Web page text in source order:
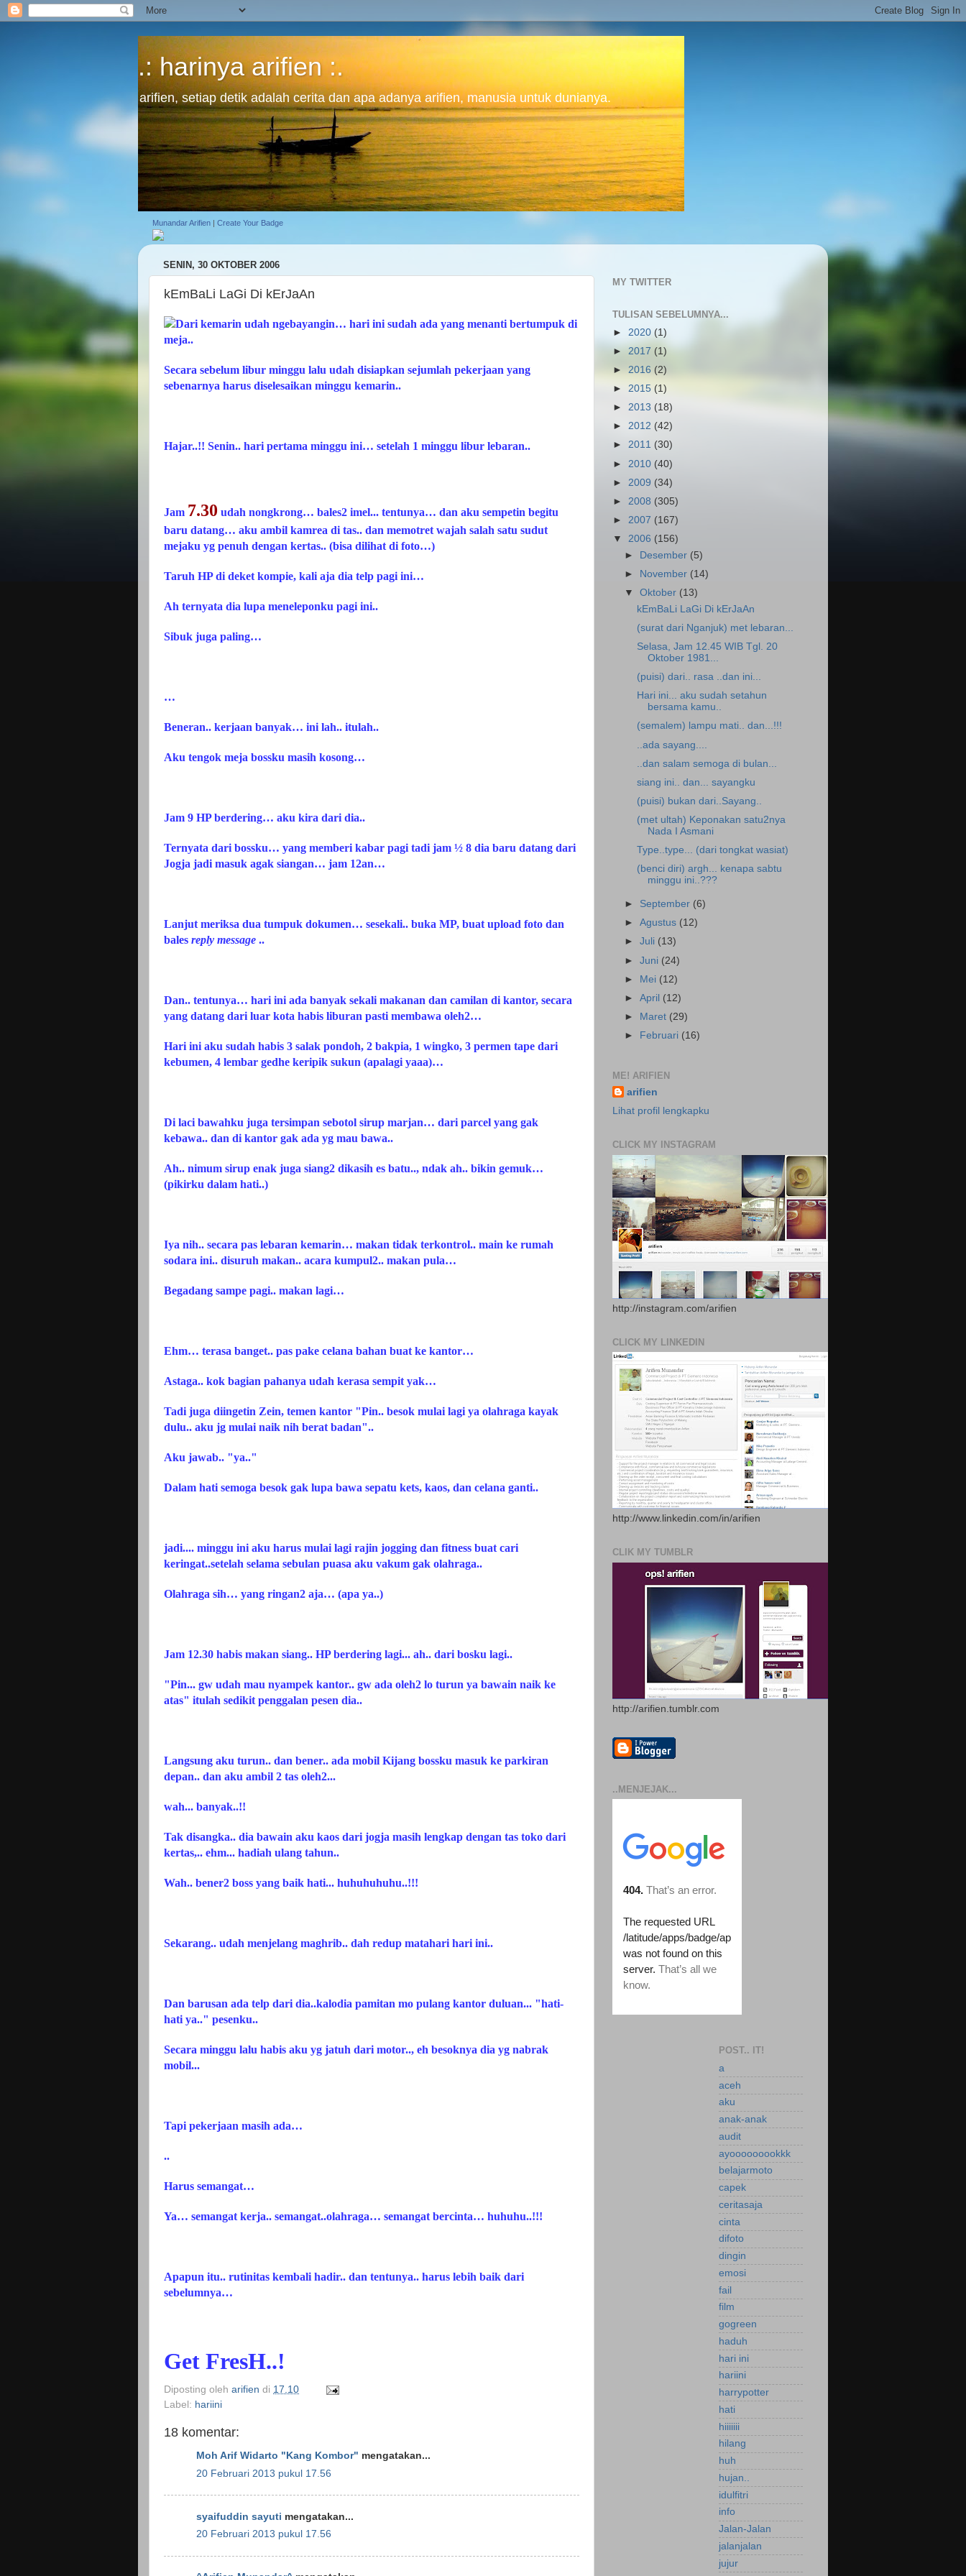
.: harinya arifien :.
arifien, setiap detik adalah cerita dan apa adanya arifien, manusia untuk dunianya.
Munandar Arifien | Create Your Badge
SENIN, 30 OKTOBER 2006
kEmBaLi LaGi Di kErJaAn
Dari kemarin udah ngebayangin… hari ini sudah ada yang menanti bertumpuk di
meja..
Secara sebelum libur minggu lalu udah disiapkan sejumlah pekerjaan yang
sebenarnya harus diselesaikan minggu kemarin..
Hajar..!! Senin.. hari pertama minggu ini… setelah 1 minggu libur lebaran..
Jam 7.30 udah nongkrong… bales2 imel... tentunya… dan aku sempetin begitu
baru datang… aku ambil kamrea di tas.. dan memotret wajah salah satu sudut
mejaku yg penuh dengan kertas.. (bisa dilihat di foto…)
Taruh HP di deket kompie, kali aja dia telp pagi ini…
Ah ternyata dia lupa meneleponku pagi ini..
Sibuk juga paling…
…
Beneran.. kerjaan banyak… ini lah.. itulah..
Aku tengok meja bossku masih kosong…
Jam 9 HP berdering… aku kira dari dia..
Ternyata dari bossku… yang memberi kabar pagi tadi jam ½ 8 dia baru datang dari
Jogja jadi masuk agak siangan… jam 12an…
Lanjut meriksa dua tumpuk dokumen… sesekali.. buka MP, buat upload foto dan
bales reply message ..
Dan.. tentunya… hari ini ada banyak sekali makanan dan camilan di kantor, secara
yang datang dari luar kota habis liburan pasti membawa oleh2…
Hari ini aku sudah habis 3 salak pondoh, 2 bakpia, 1 wingko, 3 permen tape dari
kebumen, 4 lembar gedhe keripik sukun (apalagi yaaa)…
Di laci bawahku juga tersimpan sebotol sirup marjan… dari parcel yang gak
kebawa.. dan di kantor gak ada yg mau bawa..
Ah.. nimum sirup enak juga siang2 dikasih es batu.., ndak ah.. bikin gemuk…
(pikirku dalam hati..)
Iya nih.. secara pas lebaran kemarin… makan tidak terkontrol.. main ke rumah
sodara ini.. disuruh makan.. acara kumpul2.. makan pula…
Begadang sampe pagi.. makan lagi…
Ehm… terasa banget.. pas pake celana bahan buat ke kantor…
Astaga.. kok bagian pahanya udah kerasa sempit yak…
Tadi juga diingetin Zein, temen kantor "Pin.. besok mulai lagi ya olahraga kayak
dulu.. aku jg mulai naik nih berat badan"..
Aku jawab.. "ya.."
Dalam hati semoga besok gak lupa bawa sepatu kets, kaos, dan celana ganti..
jadi.... minggu ini aku harus mulai lagi rajin jogging dan fitness buat cari
keringat..setelah selama sebulan puasa aku vakum gak olahraga..
Olahraga sih… yang ringan2 aja… (apa ya..)
Jam 12.30 habis makan siang.. HP berdering lagi... ah.. dari bosku lagi..
"Pin... gw udah mau nyampek kantor.. gw ada oleh2 lo turun ya bawain naik ke
atas" itulah sedikit penggalan pesen dia..
Langsung aku turun.. dan bener.. ada mobil Kijang bossku masuk ke parkiran
depan.. dan aku ambil 2 tas oleh2...
wah... banyak..!!
Tak disangka.. dia bawain aku kaos dari jogja masih lengkap dengan tas toko dari
kertas,.. ehm... hadiah ulang tahun..
Wah.. bener2 boss yang baik hati... huhuhuhuhu..!!!
Sekarang.. udah menjelang maghrib.. dah redup matahari hari ini..
Dan barusan ada telp dari dia..kalodia pamitan mo pulang kantor duluan... "hati-
hati ya.." pesenku..
Secara minggu lalu habis aku yg jatuh dari motor.., eh besoknya dia yg nabrak
mobil...
Tapi pekerjaan masih ada…
..
Harus semangat…
Ya… semangat kerja.. semangat..olahraga… semangat bercinta… huhuhu..!!!
Apapun itu.. rutinitas kembali hadir.. dan tentunya.. harus lebih baik dari
sebelumnya…
Get FresH..!
Diposting oleh arifien di 17.10
Label: hariini
18 komentar:
Moh Arif Widarto "Kang Kombor" mengatakan...
20 Februari 2013 pukul 17.56
syaifuddin sayuti mengatakan...
20 Februari 2013 pukul 17.56
MY TWITTER
TULISAN SEBELUMNYA...
► 2020 (1)
► 2017 (1)
► 2016 (2)
► 2015 (1)
► 2013 (18)
► 2012 (42)
► 2011 (30)
► 2010 (40)
► 2009 (34)
► 2008 (305)
► 2007 (167)
▼ 2006 (156)
►
Desember (5)
►
November (14)
▼Oktober (13)
kEmBaLi LaGi Di kErJaAn
(surat dari Nganjuk) met lebaran...
Selasa, Jam 12.45 WIB Tgl. 20
Oktober 1981...
(puisi) dari.. rasa ..dan ini...
Hari ini... aku sudah setahun
bersama kamu..
(semalem) lampu mati.. dan...!!!
..ada sayang....
..dan salam semoga di bulan...
siang ini.. dan... sayangku
(puisi) bukan dari..Sayang..
(met ultah) Keponakan satu2nya
Nada I Asmani
Type..type... (dari tongkat wasiat)
(benci diri) argh... kenapa sabtu
minggu ini..???
► September (6)
►Agustus (12)
►Juli (13)
►Juni (24)
► Mei (12)
►April (12)
►
Maret (29)
►
Februari (16)
ME! ARIFIEN
arifien
Lihat profil lengkapku
CLICK MY INSTAGRAM
http://instagram.com/arifien
CLICK MY LINKEDIN
http://www.linkedin.com/in/arifien
CLIK MY TUMBLR
http://arifien.tumblr.com
..MENJEJAK...
POST.. IT!
a
aceh
aku
anak-anak
audit
ayooooooookkk
belajarmoto
capek
ceritasaja
cinta
difoto
dingin
emosi
fail
film
gogreen
haduh
hari ini
hariini
harrypotter
hati
hiiiiiii
hilang
huh
hujan..
idulfitri
info
Jalan-Jalan
jalanjalan
jujur